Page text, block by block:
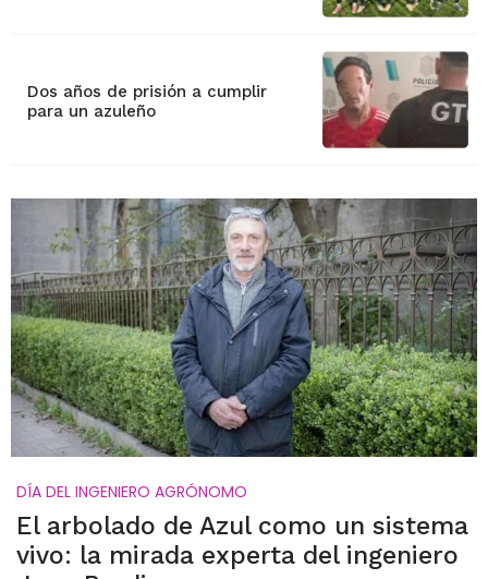
Dos años de prisión a cumplir
para un azuleño
DÍA DEL INGENIERO AGRÓNOMO
El arbolado de Azul como un sistema
vivo: la mirada experta del ingeniero